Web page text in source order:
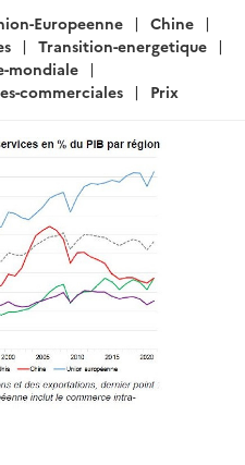
Europeenne
Chine
Transition-energetique
mondiale
commerciales Prix